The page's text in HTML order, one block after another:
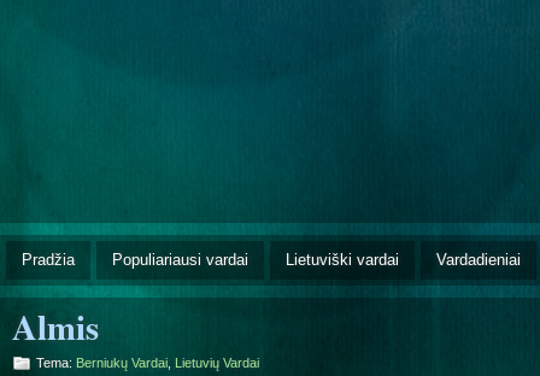
Pradžia Populiariausi vardai Lietuviški vardai Vardadieniai
Almis
Tema: Berniukų Vardai Lietuvių Vardai